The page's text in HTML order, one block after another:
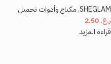
SHEGLAM
, مكياج وأدوات تجميل
ر.ع.
قراءة المزيد